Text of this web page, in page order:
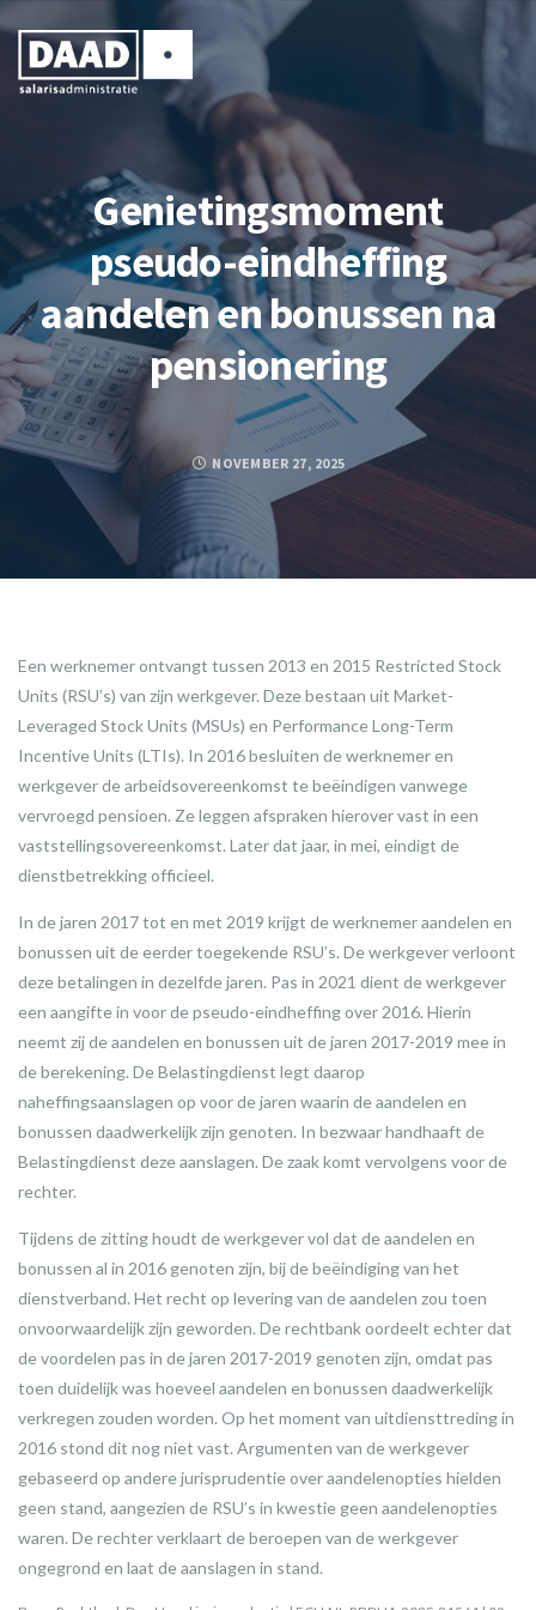
Genietingsmoment
pseudo-eindheffing
aandelen en bonussen na
pensionering
NOVEMBER 27, 2025
Een werknemer ontvangt tussen 2013 en 2015 Restricted Stock
Units (RSU’s) van zijn werkgever. Deze bestaan uit Market-
Leveraged Stock Units (MSUs) en Performance Long-Term
Incentive Units (LTIs). In 2016 besluiten de werknemer en
werkgever de arbeidsovereenkomst te beëindigen vanwege
vervroegd pensioen. Ze leggen afspraken hierover vast in een
vaststellingsovereenkomst. Later dat jaar, in mei, eindigt de
dienstbetrekking officieel.
In de jaren 2017 tot en met 2019 krijgt de werknemer aandelen en
bonussen uit de eerder toegekende RSU’s. De werkgever verloont
deze betalingen in dezelfde jaren. Pas in 2021 dient de werkgever
een aangifte in voor de pseudo-eindheffing over 2016. Hierin
neemt zij de aandelen en bonussen uit de jaren 2017-2019 mee in
de berekening. De Belastingdienst legt daarop
naheffingsaanslagen op voor de jaren waarin de aandelen en
bonussen daadwerkelijk zijn genoten. In bezwaar handhaaft de
Belastingdienst deze aanslagen. De zaak komt vervolgens voor de
rechter.
Tijdens de zitting houdt de werkgever vol dat de aandelen en
bonussen al in 2016 genoten zijn, bij de beëindiging van het
dienstverband. Het recht op levering van de aandelen zou toen
onvoorwaardelijk zijn geworden. De rechtbank oordeelt echter dat
de voordelen pas in de jaren 2017-2019 genoten zijn, omdat pas
toen duidelijk was hoeveel aandelen en bonussen daadwerkelijk
verkregen zouden worden. Op het moment van uitdiensttreding in
2016 stond dit nog niet vast. Argumenten van de werkgever
gebaseerd op andere jurisprudentie over aandelenopties hielden
geen stand, aangezien de RSU’s in kwestie geen aandelenopties
waren. De rechter verklaart de beroepen van de werkgever
ongegrond en laat de aanslagen in stand.